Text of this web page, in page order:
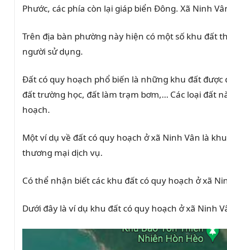
Phước, các phía còn lại giáp biển Đông. Xã Ninh
Trên địa bàn phường này hiện có một số khu đất
người sử dụng.
Đất có quy hoạch phổ biến là những khu đất
đất trường học, đất làm trạm bơm,… Các loại đất
hoạch.
Một ví dụ về đất có quy hoạch ở xã Ninh Vân là
thương mại dịch vụ.
Có thể nhận biết các khu đất có quy hoạch ở xã
Dưới đây là ví dụ khu đất có quy hoạch ở xã Ninh